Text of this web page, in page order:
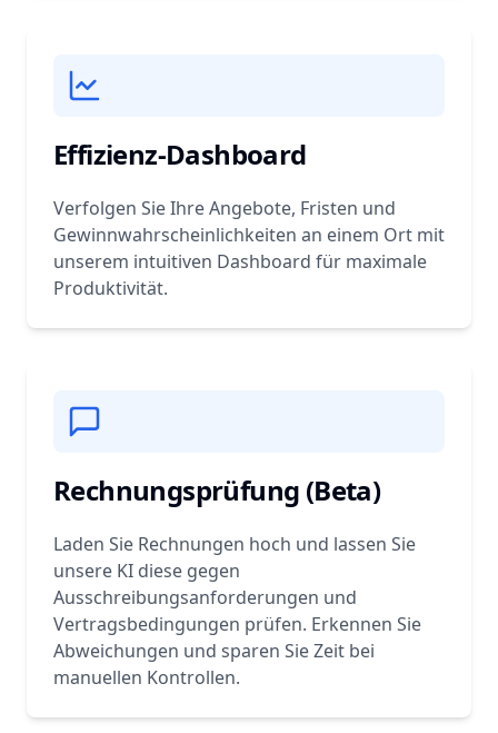
Effizienz-Dashboard
Verfolgen Sie Ihre Angebote, Fristen und
Gewinnwahrscheinlichkeiten an einem Ort mit
unserem intuitiven Dashboard für maximale
Produktivität.
Rechnungsprüfung (Beta)
Laden Sie Rechnungen hoch und lassen Sie
unsere KI diese gegen
Ausschreibungsanforderungen und
Vertragsbedingungen prüfen. Erkennen Sie
Abweichungen und sparen Sie Zeit bei
manuellen Kontrollen.